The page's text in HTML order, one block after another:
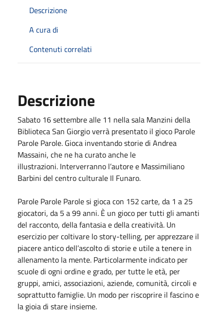
Descrizione
A cura di
Contenuti correlati
Descrizione
Sabato 16 settembre alle 11 nella sala Manzini della
Biblioteca San Giorgio verrà presentato il gioco Parole
Parole Parole. Gioca inventando storie di Andrea
Massaini, che ne ha curato anche le
illustrazioni. Interverranno l’autore e Massimiliano
Barbini del centro culturale Il Funaro.
Parole Parole Parole si gioca con 152 carte, da 1 a 25
giocatori, da 5 a 99 anni. È un gioco per tutti gli amanti
del racconto, della fantasia e della creatività. Un
esercizio per coltivare lo story-telling, per apprezzare il
piacere antico dell’ascolto di storie e utile a tenere in
allenamento la mente. Particolarmente indicato per
scuole di ogni ordine e grado, per tutte le età, per
gruppi, amici, associazioni, aziende, comunità, circoli e
soprattutto famiglie. Un modo per riscoprire il fascino e
la gioia di stare insieme.